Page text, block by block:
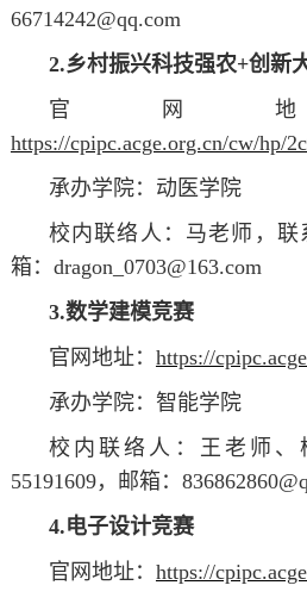
66714242@qq.com
2.乡村振兴科技强农+创新
官网
https://cpipc.acge.org.cn/cw/hp/
承办学院：动医学院
校内联络人：马老师 ，联
箱：dragon_0703@163.com
3.数学建模竞赛
官网地址： https://
承办学院：智能学院
校内联络人：王 老师 、
55191609，邮箱：
4.电子设计竞赛
官网地址： https://